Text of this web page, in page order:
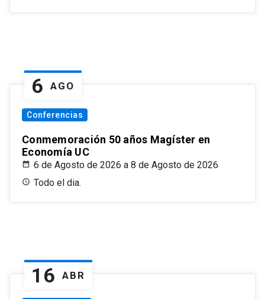
6 AGO
Conferencias
Conmemoración 50 años Magíster en
Economía UC
6 de Agosto de 2026 a 8 de Agosto de 2026
Todo el dia.
16 ABR